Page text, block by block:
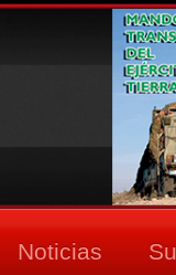
Noticias